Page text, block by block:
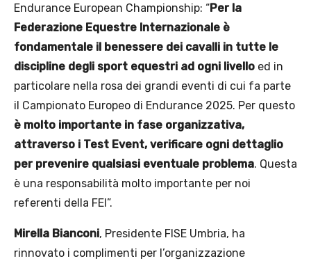
Endurance European Championship: “Per la
Federazione Equestre Internazionale è
fondamentale il benessere dei cavalli in tutte le
discipline degli sport equestri ad ogni livello ed in
particolare nella rosa dei grandi eventi di cui fa parte
il Campionato Europeo di Endurance 2025. Per questo
è molto importante in fase organizzativa,
attraverso i Test Event, verificare ogni dettaglio
per prevenire qualsiasi eventuale problema. Questa
è una responsabilità molto importante per noi
referenti della FEI”.
Mirella Bianconi, Presidente FISE Umbria, ha
rinnovato i complimenti per l’organizzazione